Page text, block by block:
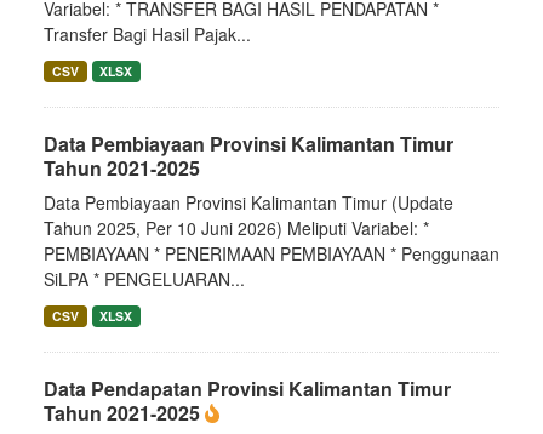
Variabel: * TRANSFER BAGI HASIL PENDAPATAN *
Transfer Bagi Hasil Pajak...
CSV XLSX
Data Pembiayaan Provinsi Kalimantan Timur
Tahun 2021-2025
Data Pembiayaan Provinsi Kalimantan Timur (Update
Tahun 2025, Per 10 Juni 2026) Meliputi Variabel: *
PEMBIAYAAN * PENERIMAAN PEMBIAYAAN * Penggunaan
SiLPA * PENGELUARAN...
CSV XLSX
Data Pendapatan Provinsi Kalimantan Timur
Tahun 2021-2025